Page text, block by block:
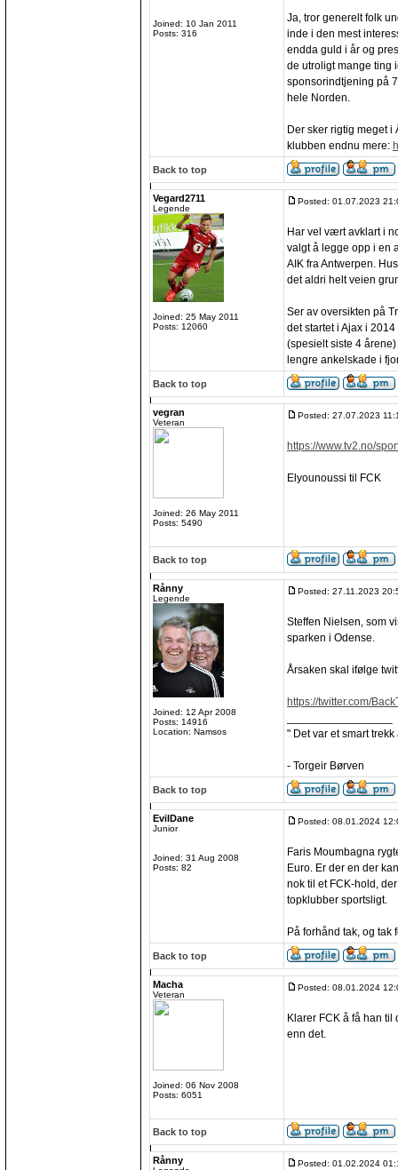
Joined: 10 Jan 2011
Posts: 316
Ja, tror generelt folk
inde i den mest
endda guld i år og
de utroligt mange ting
sponsorindtjening på
hele Norden.
Der sker rigtig meget i
klubben endnu mere:
Back to top
Vegard2711
Legende
Joined: 25 May 2011
Posts: 12060
Posted: 01.07.2023
Har vel vært avklart i
valgt å legge opp i en
AIK fra Antwerpen.
det aldri helt veien
Ser av oversikten på
det startet i Ajax i
(spesielt siste 4
lengre ankelskade i
Back to top
vegran
Veteran
Joined: 26 May 2011
Posts: 5490
Posted: 27.07.2023
https://www.tv2.no/
Elyounoussi til FCK
Back to top
Rånny
Legende
Joined: 12 Apr 2008
Posts: 14916
Location: Namsos
Posted: 27.11.2023
Steffen Nielsen, som
sparken i Odense.
Årsaken skal ifølge
https://twitter.com/
" Det var et smart
- Torgeir Børven
Back to top
EvilDane
Junior
Joined: 31 Aug 2008
Posts: 82
Posted: 08.01.2024
Faris Moumbagna
Euro. Er der en der
nok til et FCK-hold,
topklubber sportsligt.
På forhånd tak, og
Back to top
Macha
Veteran
Joined: 06 Nov 2008
Posts: 6051
Posted: 08.01.2024
Klarer FCK å få han til
enn det.
Back to top
Rånny Posted: 01.02.2024